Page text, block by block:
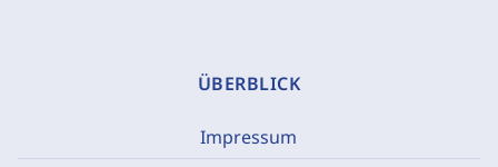
ÜBERBLICK
Impressum